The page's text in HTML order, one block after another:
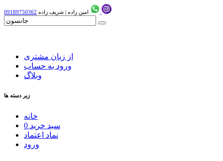
09189750362 امین زاده | شریف زاده
از زبان مشتری
ورود به حساب
وبلاگ
زیر دسته ها
خانه
0 سبد خرید
نماد اعتماد
ورود